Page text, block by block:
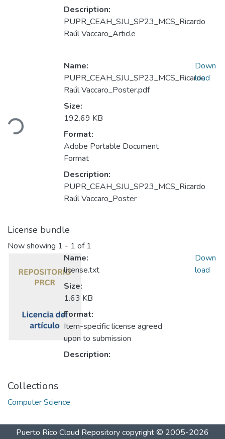
Description:
PUPR_CEAH_SJU_SP23_MCS_Ricardo
Raúl Vaccaro_Article
Name:
PUPR_CEAH_SJU_SP23_MCS_Ricardo
Raúl Vaccaro_Poster.pdf
Size:
192.69 KB
Format:
Adobe Portable Document
Format
Description:
PUPR_CEAH_SJU_SP23_MCS_Ricardo
Raúl Vaccaro_Poster
Down
load
License bundle
Now showing 1 - 1 of 1
Name:
license.txt
Size:
1.63 KB
Format:
Item-specific license agreed
upon to submission
Description:
Down
load
Collections
Computer Science
Puerto Rico Cloud Repositorycopyright © 2005-2026